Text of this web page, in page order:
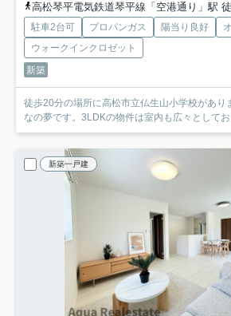
高松琴平電気鉄道琴平線「空港通り」駅
駐車2台可 プロパンガス 陽当り良好
ウォークインクロゼット
新築
徒歩20分の場所に高松市立仏生山小学校があり
なの夢です。3LDKの物件は室内も広々として
新築一戸建